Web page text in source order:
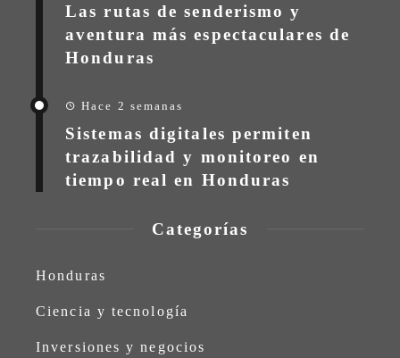
Las rutas de senderismo y
aventura más espectaculares de
Honduras
Hace 2 semanas
Sistemas digitales permiten
trazabilidad y monitoreo en
tiempo real en Honduras
Categorías
Honduras
Ciencia y tecnología
Inversiones y negocios